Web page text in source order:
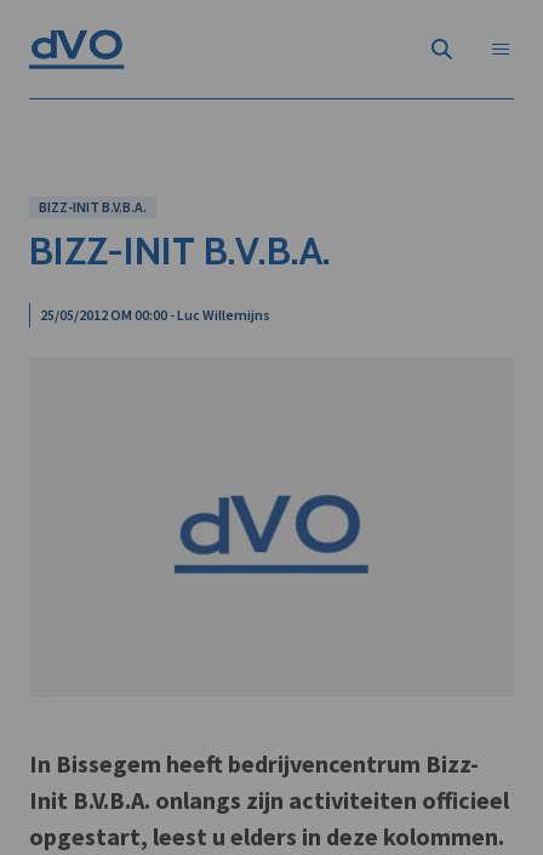
BIZZ-INIT B.V.B.A.
BIZZ-INIT B.V.B.A.
25/05/2012 OM 00:00 - Luc Willemijns
In Bissegem heeft bedrijvencentrum Bizz-
Init B.V.B.A. onlangs zijn activiteiten officieel
opgestart, leest u elders in deze kolommen.